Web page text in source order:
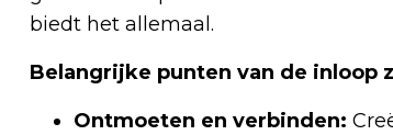
biedt het allemaal.
Belangrijke punten van de inloop
Ontmoeten en verbinden: